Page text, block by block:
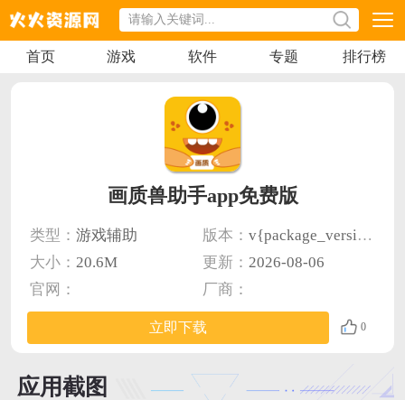
首页 游戏 软件 专题 排行榜
画质兽助手app免费版
类型： 游戏辅助 版本： v{package_version_name} 安卓版
大小： 20.6M 更新： 2026-08-06
官网：
厂商：
立即下载 0
应用截图